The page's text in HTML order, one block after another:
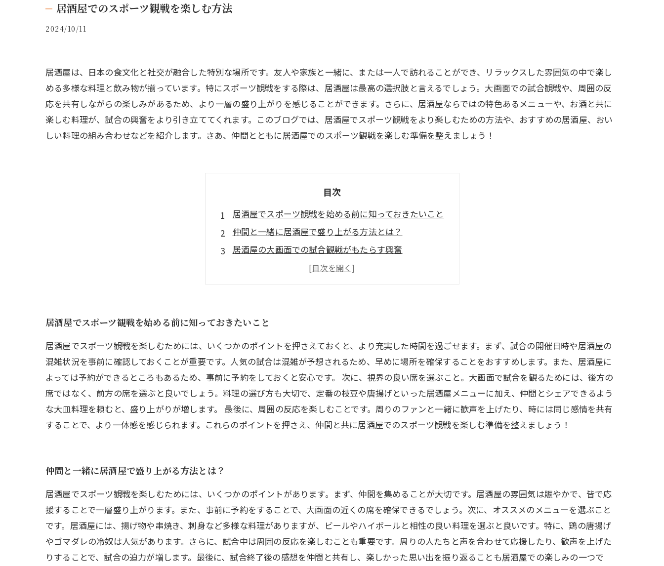
居酒屋でのスポーツ観戦を楽しむ方法
2024/10/11
居酒屋は、日本の食文化と社交が融合した特別な場所です。友人や家族と一緒に、または一人で訪れることができ、リラックスした雰囲気の中で楽し
める多様な料理と飲み物が揃っています。特にスポーツ観戦をする際は、居酒屋は最高の選択肢と言えるでしょう。大画面での試合観戦や、周囲の反
応を共有しながらの楽しみがあるため、より一層の盛り上がりを感じることができます。さらに、居酒屋ならではの特色あるメニューや、お酒と共に
楽しむ料理が、試合の興奮をより引き立ててくれます。このブログでは、居酒屋でスポーツ観戦をより楽しむための方法や、おすすめの居酒屋、おい
しい料理の組み合わせなどを紹介します。さあ、仲間とともに居酒屋でのスポーツ観戦を楽しむ準備を整えましょう！
目次
居酒屋でスポーツ観戦を始める前に知っておきたいこと
仲間と一緒に居酒屋で盛り上がる方法とは？
居酒屋の大画面での試合観戦がもたらす興奮
試合を楽しむためのおすすめメニューとドリンク
あなたにぴったりの居酒屋を見つけるコツ
居酒屋でスポーツ観戦を始める前に知っておきたいこと
居酒屋でスポーツ観戦を楽しむためには、いくつかのポイントを押さえておくと、より充実した時間を過ごせます。まず、試合の開催日時や居酒屋の
混雑状況を事前に確認しておくことが重要です。人気の試合は混雑が予想されるため、早めに場所を確保することをおすすめします。また、居酒屋に
よっては予約ができるところもあるため、事前に予約をしておくと安心です。 次に、視界の良い席を選ぶこと。大画面で試合を観るためには、後方の
席ではなく、前方の席を選ぶと良いでしょう。料理の選び方も大切で、定番の枝豆や唐揚げといった居酒屋メニューに加え、仲間とシェアできるよう
な大皿料理を頼むと、盛り上がりが増します。 最後に、周囲の反応を楽しむことです。周りのファンと一緒に歓声を上げたり、時には同じ感情を共有
することで、より一体感を感じられます。これらのポイントを押さえ、仲間と共に居酒屋でのスポーツ観戦を楽しむ準備を整えましょう！
仲間と一緒に居酒屋で盛り上がる方法とは？
居酒屋でスポーツ観戦を楽しむためには、いくつかのポイントがあります。まず、仲間を集めることが大切です。居酒屋の雰囲気は賑やかで、皆で応
援することで一層盛り上がります。また、事前に予約をすることで、大画面の近くの席を確保できるでしょう。次に、オススメのメニューを選ぶこと
です。居酒屋には、揚げ物や串焼き、刺身など多様な料理がありますが、ビールやハイボールと相性の良い料理を選ぶと良いです。特に、鶏の唐揚げ
やゴマダレの冷奴は人気があります。さらに、試合中は周囲の反応を楽しむことも重要です。周りの人たちと声を合わせて応援したり、歓声を上げた
りすることで、試合の迫力が増します。最後に、試合終了後の感想を仲間と共有し、楽しかった思い出を振り返ることも居酒屋での楽しみの一つで